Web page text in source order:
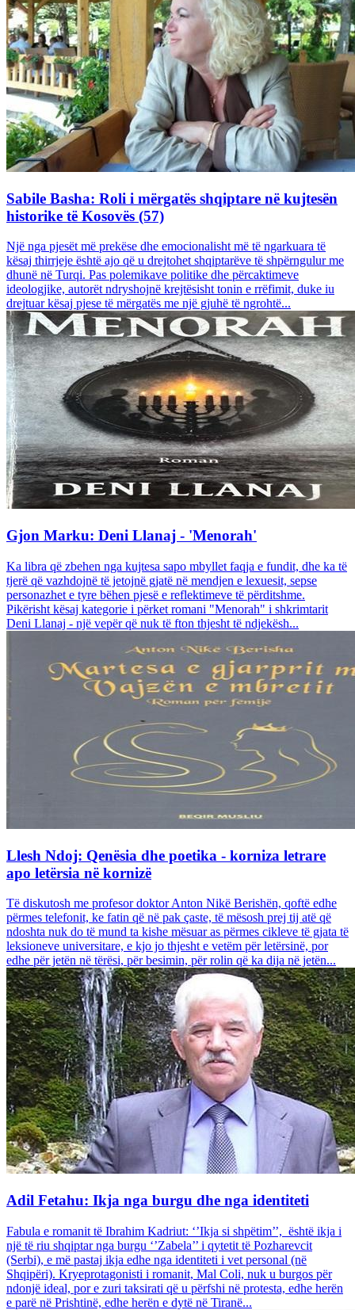
Sabile Basha: Roli i mërgatës shqiptare në kujtesën
historike të Kosovës (57)
Një nga pjesët më prekëse dhe emocionalisht më të ngarkuara të
kësaj thirrjeje është ajo që u drejtohet shqiptarëve të shpërngulur me
dhunë në Turqi. Pas polemikave politike dhe përcaktimeve
ideologjike, autorët ndryshojnë krejtësisht tonin e rrëfimit, duke iu
drejtuar kësaj pjese të mërgatës me një gjuhë të ngrohtë...
Gjon Marku: Deni Llanaj - 'Menorah'
Ka libra që zbehen nga kujtesa sapo mbyllet faqja e fundit, dhe ka të
tjerë që vazhdojnë të jetojnë gjatë në mendjen e lexuesit, sepse
personazhet e tyre bëhen pjesë e reflektimeve të përditshme.
Pikërisht kësaj kategorie i përket romani "Menorah" i shkrimtarit
Deni Llanaj - një vepër që nuk të fton thjesht të ndjekësh...
Llesh Ndoj: Qenësia dhe poetika - korniza letrare
apo letërsia në kornizë
Të diskutosh me profesor doktor Anton Nikë Berishën, qoftë edhe
përmes telefonit, ke fatin që në pak çaste, të mësosh prej tij atë që
ndoshta nuk do të mund ta kishe mësuar as përmes cikleve të gjata të
leksioneve universitare, e kjo jo thjesht e vetëm për letërsinë, por
edhe për jetën në tërësi, për besimin, për rolin që ka dija në jetën...
Adil Fetahu: Ikja nga burgu dhe nga identiteti
Fabula e romanit të Ibrahim Kadriut: ‘’Ikja si shpëtim’’, është ikja i
një të riu shqiptar nga burgu ‘’Zabela’’ i qytetit të Pozharevcit
(Serbi), e më pastaj ikja edhe nga identiteti i vet personal (në
Shqipëri). Kryeprotagonisti i romanit, Mal Coli, nuk u burgos për
ndonjë ideal, por e zuri taksirati që u përfshi në protesta, edhe herën
e parë në Prishtinë, edhe herën e dytë në Tiranë...